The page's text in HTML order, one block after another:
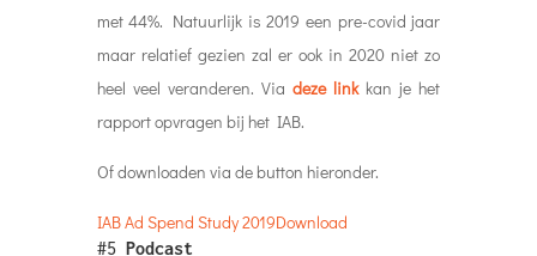
met 44%. Natuurlijk is 2019 een pre-covid jaar
maar relatief gezien zal er ook in 2020 niet zo
heel veel veranderen. Via deze linkkan je het
rapport opvragen bij het IAB.
Of downloaden via de button hieronder.
IAB Ad Spend Study 2019Download
#5 Podcast